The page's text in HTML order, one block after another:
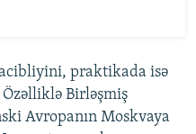
praktikada isə
Birləşmiş
Avropanın Moskvaya